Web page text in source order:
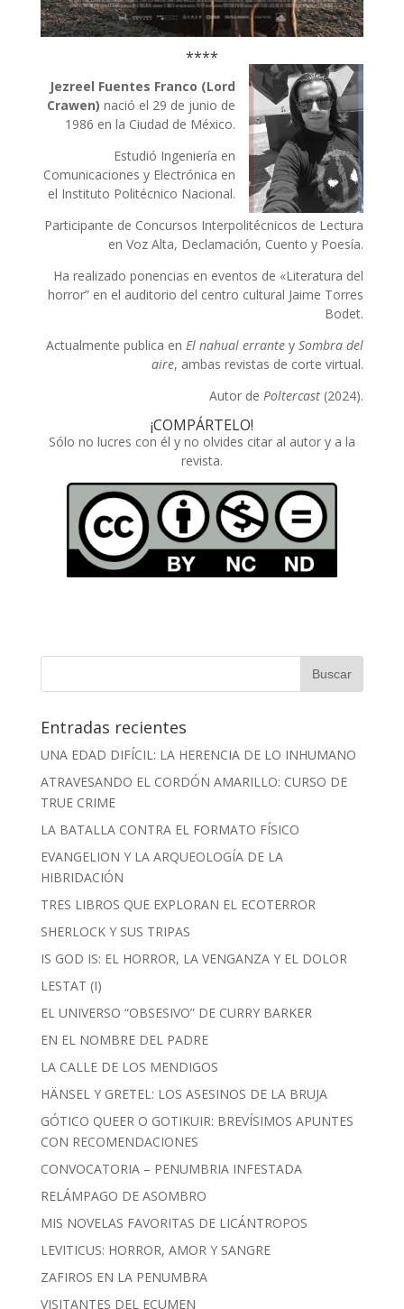
****
Jezreel Fuentes Franco (Lord
Crawen) nació el 29 de junio de
1986 en la Ciudad de México.
Estudió Ingeniería en
Comunicaciones y Electrónica en
el Instituto Politécnico Nacional.
Participante de Concursos Interpolitécnicos de Lectura
en Voz Alta, Declamación, Cuento y Poesía.
Ha realizado ponencias en eventos de «Literatura del
horror” en el auditorio del centro cultural Jaime Torres
Bodet.
Actualmente publica enEl nahual errante ySombra del
aire, ambas revistas de corte virtual.
Autor dePoltercast (2024).
¡COMPÁRTELO!
Sólo no lucres con él y no olvides citar al autor y a la
revista.
Entradas recientes
UNA EDAD DIFÍCIL: LA HERENCIA DE LO INHUMANO
ATRAVESANDO EL CORDÓN AMARILLO: CURSO DE
TRUE CRIME
LA BATALLA CONTRA EL FORMATO FÍSICO
EVANGELION Y LA ARQUEOLOGÍA DE LA
HIBRIDACIÓN
TRES LIBROS QUE EXPLORAN EL ECOTERROR
SHERLOCK Y SUS TRIPAS
IS GOD IS: EL HORROR, LA VENGANZA Y EL DOLOR
LESTAT (I)
EL UNIVERSO “OBSESIVO” DE CURRY BARKER
EN EL NOMBRE DEL PADRE
LA CALLE DE LOS MENDIGOS
HÄNSEL Y GRETEL: LOS ASESINOS DE LA BRUJA
GÓTICO QUEER O GOTIKUIR: BREVÍSIMOS APUNTES
CON RECOMENDACIONES
CONVOCATORIA – PENUMBRIA INFESTADA
RELÁMPAGO DE ASOMBRO
MIS NOVELAS FAVORITAS DE LICÁNTROPOS
LEVITICUS: HORROR, AMOR Y SANGRE
ZAFIROS EN LA PENUMBRA
VISITANTES DEL ECUMEN